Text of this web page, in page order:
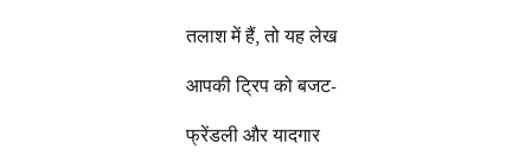
तलाश में हैं, तो यह लेख
आपकी ट्रिप को बजट-
फ्रेंडली और यादगार